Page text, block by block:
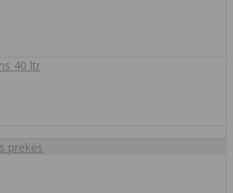
40 ltr
prekės